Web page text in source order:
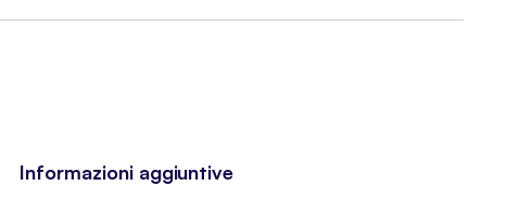
Informazioni aggiuntive